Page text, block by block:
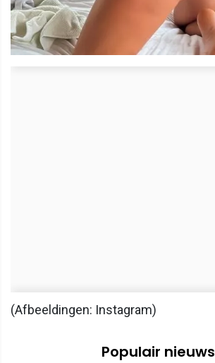
(Afbeeldingen: Instagram)
Populair nieuws